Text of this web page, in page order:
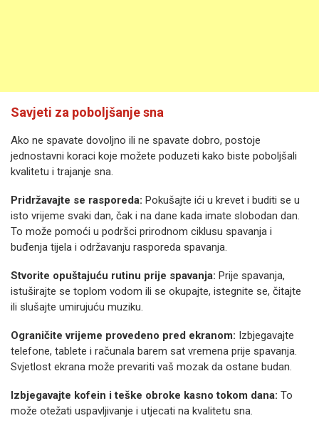
Savjeti za poboljšanje sna
Ako ne spavate dovoljno ili ne spavate dobro, postoje
jednostavni koraci koje možete poduzeti kako biste poboljšali
kvalitetu i trajanje sna.
Pridržavajte se rasporeda: Pokušajte ići u krevet i buditi se u
isto vrijeme svaki dan, čak i na dane kada imate slobodan dan.
To može pomoći u podršci prirodnom ciklusu spavanja i
buđenja tijela i održavanju rasporeda spavanja.
Stvorite opuštajuću rutinu prije spavanja: Prije spavanja,
istuširajte se toplom vodom ili se okupajte, istegnite se, čitajte
ili slušajte umirujuću muziku.
Ograničite vrijeme provedeno pred ekranom: Izbjegavajte
telefone, tablete i računala barem sat vremena prije spavanja.
Svjetlost ekrana može prevariti vaš mozak da ostane budan.
Izbjegavajte kofein i teške obroke kasno tokom dana: To
može otežati uspavljivanje i utjecati na kvalitetu sna.